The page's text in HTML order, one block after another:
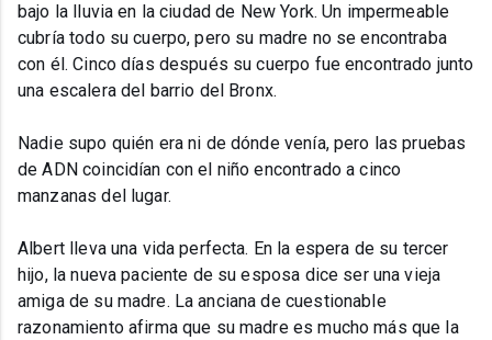
bajo la lluvia en la ciudad de New York. Un impermeable
cubría todo su cuerpo, pero su madre no se encontraba
con él. Cinco días después su cuerpo fue encontrado junto
una escalera del barrio del Bronx.
Nadie supo quién era ni de dónde venía, pero las pruebas
de ADN coincidían con el niño encontrado a cinco
manzanas del lugar.
Albert lleva una vida perfecta. En la espera de su tercer
hijo, la nueva paciente de su esposa dice ser una vieja
amiga de su madre. La anciana de cuestionable
razonamiento afirma que su madre es mucho más que la